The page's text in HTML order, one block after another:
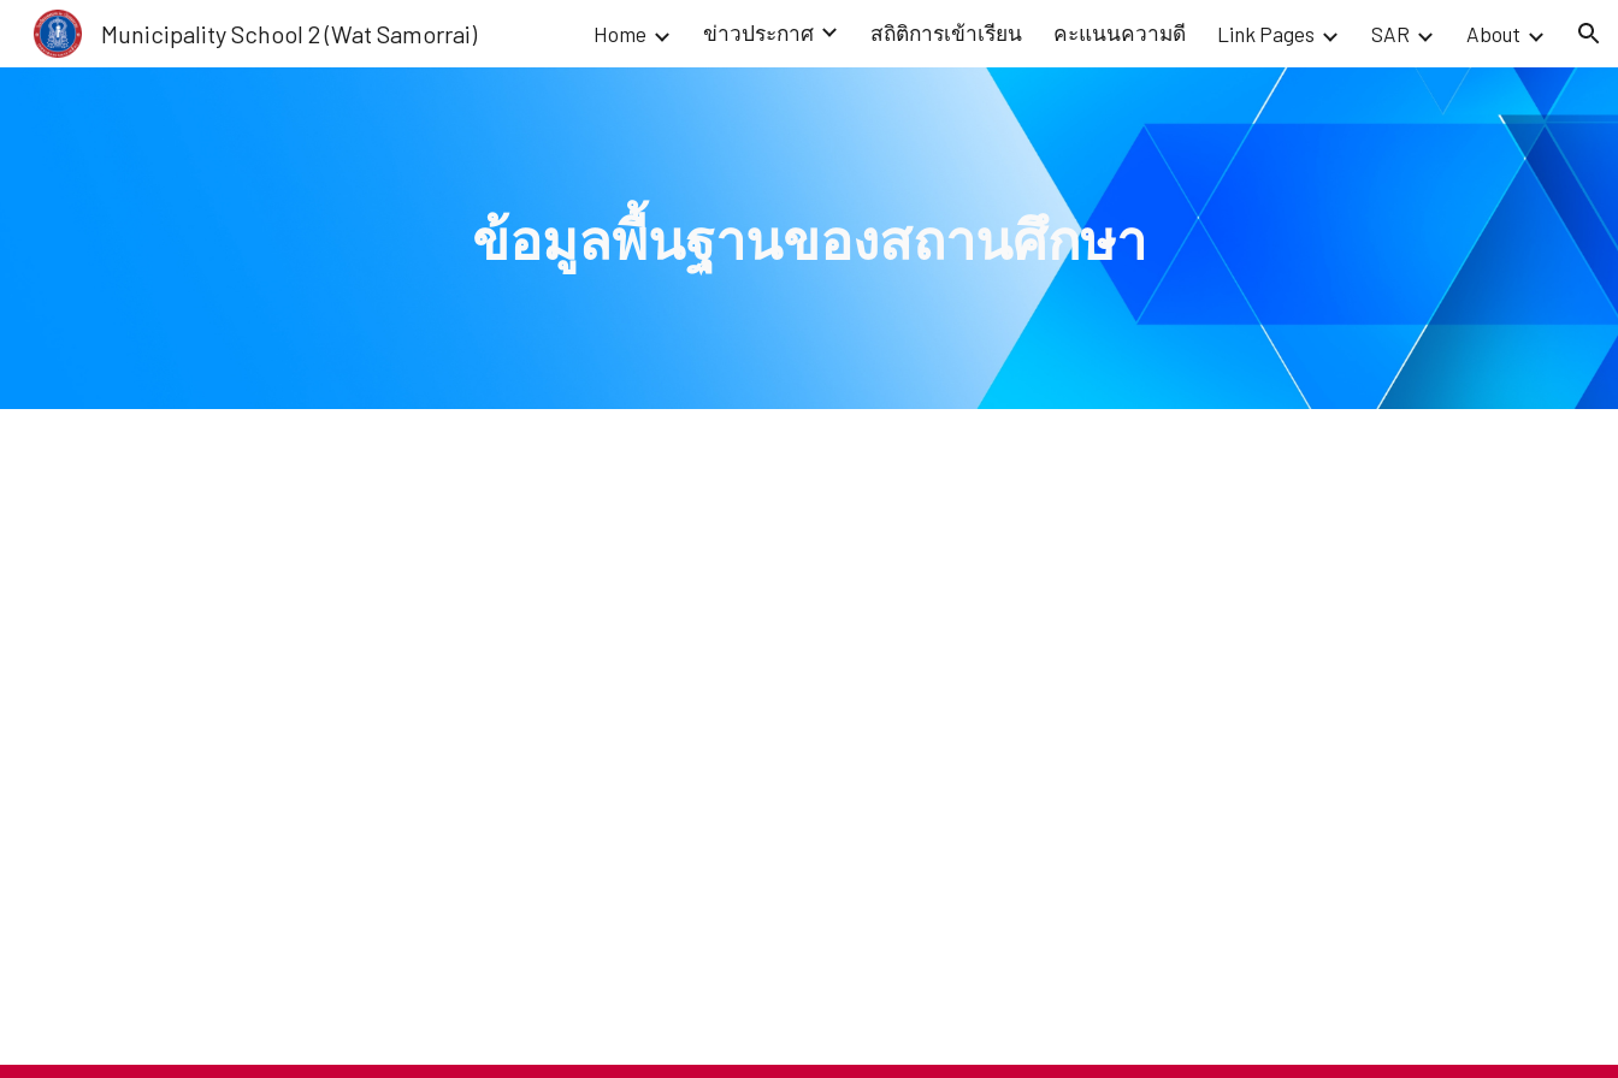
Skip to main content Skip to navigation
Municipality School 2 (Wat Samorrai) Home ข่าวประกาศ สถิติการเข้าเรียน คะแนนความดี Link Pages SAR About
ข้อมูลพื้นฐานของสถานศึกษา